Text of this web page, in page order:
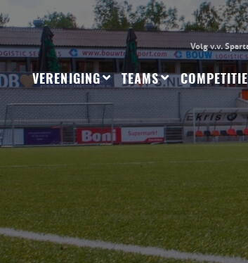
VERENIGING TEAMS COMPETITIE